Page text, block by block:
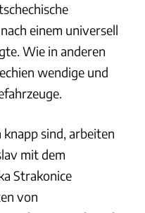
einem universell
Wie in anderen
wendige und
sind, arbeiten
mit dem
Strakonice
von